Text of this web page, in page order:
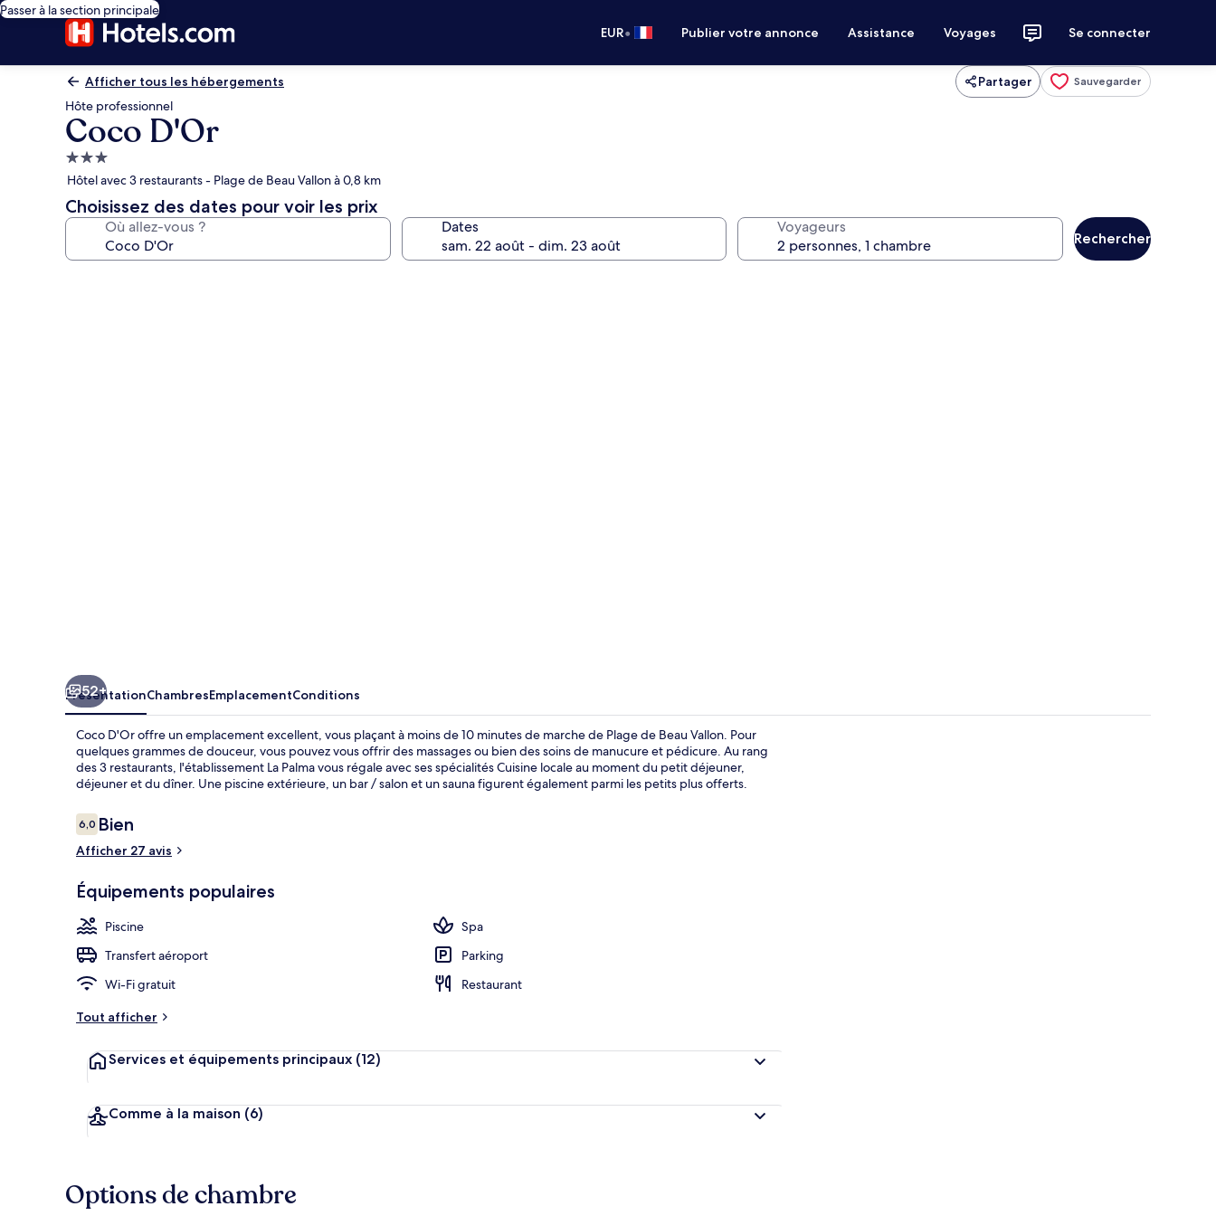
Passer à la section principale
EUR• Publier votre annonce Assistance Voyages Se connecter
Afficher tous les hébergements Partager Sauvegarder
Hôte professionnel
Coco D'Or
Hébergement
3.0 étoiles
Hôtel avec 3 restaurants - Plage de Beau Vallon à 0,8 km
Choisissez des dates pour voir les prix
Où allez-vous ? Dates Voyageurs
Rechercher
Façade de l’hébergement - soirée/nuit
52+
PrésentationChambresEmplacementConditions
Coco D'Or offre un emplacement excellent, vous plaçant à moins de 10 minutes de marche de Plage de Beau Vallon. Pour
quelques grammes de douceur, vous pouvez vous offrir des massages ou bien des soins de manucure et pédicure. Au rang
des 3 restaurants, l'établissement La Palma vous régale avec ses spécialités Cuisine locale au moment du petit déjeuner,
déjeuner et du dîner. Une piscine extérieure, un bar / salon et un sauna figurent également parmi les petits plus offerts.
Avis
voyageurs
6,06,0 sur 10
Bien
Afficher 27 avis
Équipements populaires
Piscine
Spa
Transfert aéroport
Parking
Wi-Fi gratuit
Restaurant
Tout afficher
Services et équipements principaux (12)
Comme à la maison (6)
Options de chambre